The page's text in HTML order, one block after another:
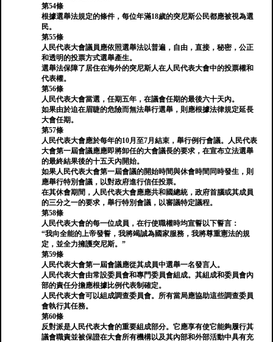
第54條
根據選舉法規定的條件，每位年滿18歲的突尼斯公民都應被視為選
民。
第55條
人民代表大會議員應依照選舉法以普遍​​，自由，直接，秘密，公正
和透明的投票方式選舉產生。
選舉法保障了居住在海外的突尼斯人在人民代表大會中的投票權和
代表權。
第56條
人民代表大會當選，任期五年，在議會任期的最後六十天內。
如果由於迫在眉睫的危險而無法舉行選舉，則應根據法律規定延長
大會任期。
第57條
人民代表大會應於每年的10月至7月結束，舉行例行會議。人民代表
大會第一屆會議應應即將卸任的大會議長的要求，在宣布立法選舉
的最終結果後的十五天內開始。
如果人民代表大會第一屆會議的開始時間與休會時間同時發生，則
應舉行特別會議，以對政府進行信任投票。
在其休會期間，人民代表大會應應共和國總統，政府首腦或其成員
的三分之一的要求，舉行特別會議，以審議特定議程。
第58條
人民代表大會的每一位成員，在行使職權時均宣誓以下誓言：
“我向全能的上帝發誓，我將竭誠為國家服務，我將尊重憲法的規
定，並全力擁護突尼斯。”
第59條
人民代表大會第一屆會議應從其成員中選舉一名發言人。
人民代表大會由常設委員會和專門委員會組成。其組成和委員會內
部的責任分擔應根據比例代表制確定。
人民代表大會可以組成調查委員會。所有當局應協助這些調查委員
會執行其任務。
第60條
反對派是人民代表大會的重要組成部分。它應享有使它能夠履行其
議會職責並被保證在大會所有機構以及其內部和外部活動中具有充